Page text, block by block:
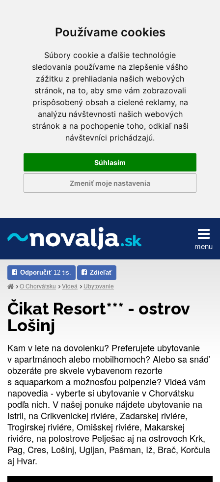
Používame cookies
Súbory cookie a ďalšie technológie
sledovania používame na zlepšenie vášho
zážitku z prehliadania našich webových
stránok, na to, aby sme vám zobrazovali
prispôsobený obsah a cielené reklamy, na
analýzu návštevnosti našich webových
stránok a na pochopenie toho, odkiaľ naši
návštevníci prichádzajú.
Súhlasím
Zmeniť moje nastavenia
menu
Odporučiť12 tis. Zdieľať
O Chorvátsku Videá Ubytovanie
Čikat Resort*** - ostrov
Lošinj
Kam v lete na dovolenku? Preferujete ubytovanie
v apartmánoch alebo mobilhomoch? Alebo sa snáď
obzeráte pre skvele vybavenom rezorte
s aquaparkom a možnosťou polpenzie? Videá vám
napovedia - vyberte si ubytovanie v Chorvátsku
podľa nich. V našej ponuke nájdete ubytovanie na
Istrii, na Crikvenickej riviére, Zadarskej riviére,
Trogirskej riviére, Omišskej riviére, Makarskej
riviére, na polostrove Pelješac aj na ostrovoch Krk,
Pag, Cres, Lošinj, Ugljan, Pašman, Iž, Brač, Korčula
aj Hvar.